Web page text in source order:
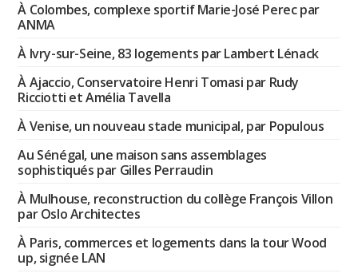
À Colombes, complexe sportif Marie-José Perec par
ANMA
À Ivry-sur-Seine, 83 logements par Lambert Lénack
À Ajaccio, Conservatoire Henri Tomasi par Rudy
Ricciotti et Amélia Tavella
À Venise, un nouveau stade municipal, par Populous
Au Sénégal, une maison sans assemblages
sophistiqués par Gilles Perraudin
À Mulhouse, reconstruction du collège François Villon
par Oslo Architectes
À Paris, commerces et logements dans la tour Wood
up, signée LAN